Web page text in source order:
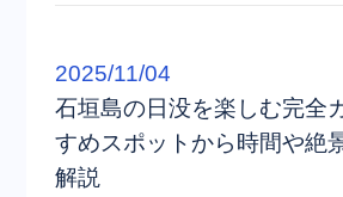
2025/11/04
石垣島の日没を楽しむ完全
すめスポットから時間や絶
解説